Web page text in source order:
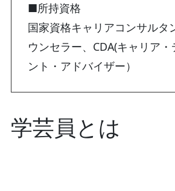
■所持資格
国家資格キャリアコンサルタ
ウンセラー、CDA(キャリア
ント・アドバイザー）
学芸員とは